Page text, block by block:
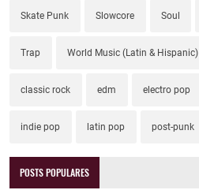
Skate Punk Slowcore Soul
Trap World Music (Latin & Hispanic)
classic rock edm electro pop
indie pop latin pop post-punk
POSTS POPULARES